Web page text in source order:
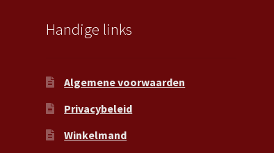
Handige links
Algemene voorwaarden
Privacybeleid
Winkelmand